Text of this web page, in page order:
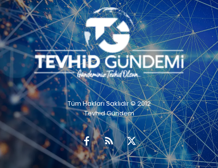
Tüm Hakları Saklıdır © 2012
Tevhid Gündem